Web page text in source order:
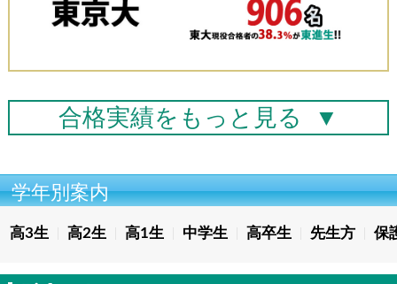
合格実績を もっと見る ▼